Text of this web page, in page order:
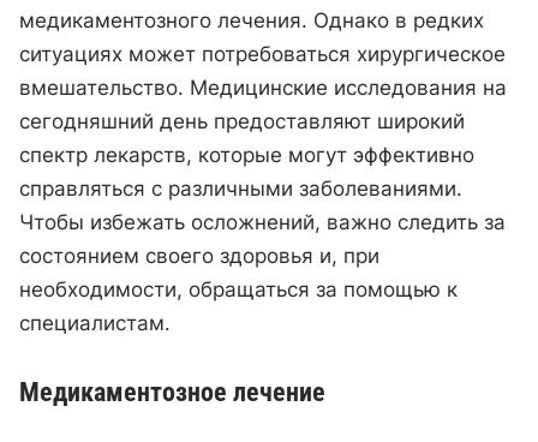
медикаментозного лечения. Однако в редких
ситуациях может потребоваться хирургическое
вмешательство. Медицинские исследования на
сегодняшний день предоставляют широкий
спектр лекарств, которые могут эффективно
справляться с различными заболеваниями.
Чтобы избежать осложнений, важно следить за
состоянием своего здоровья и, при
необходимости, обращаться за помощью к
специалистам.
Медикаментозное лечение